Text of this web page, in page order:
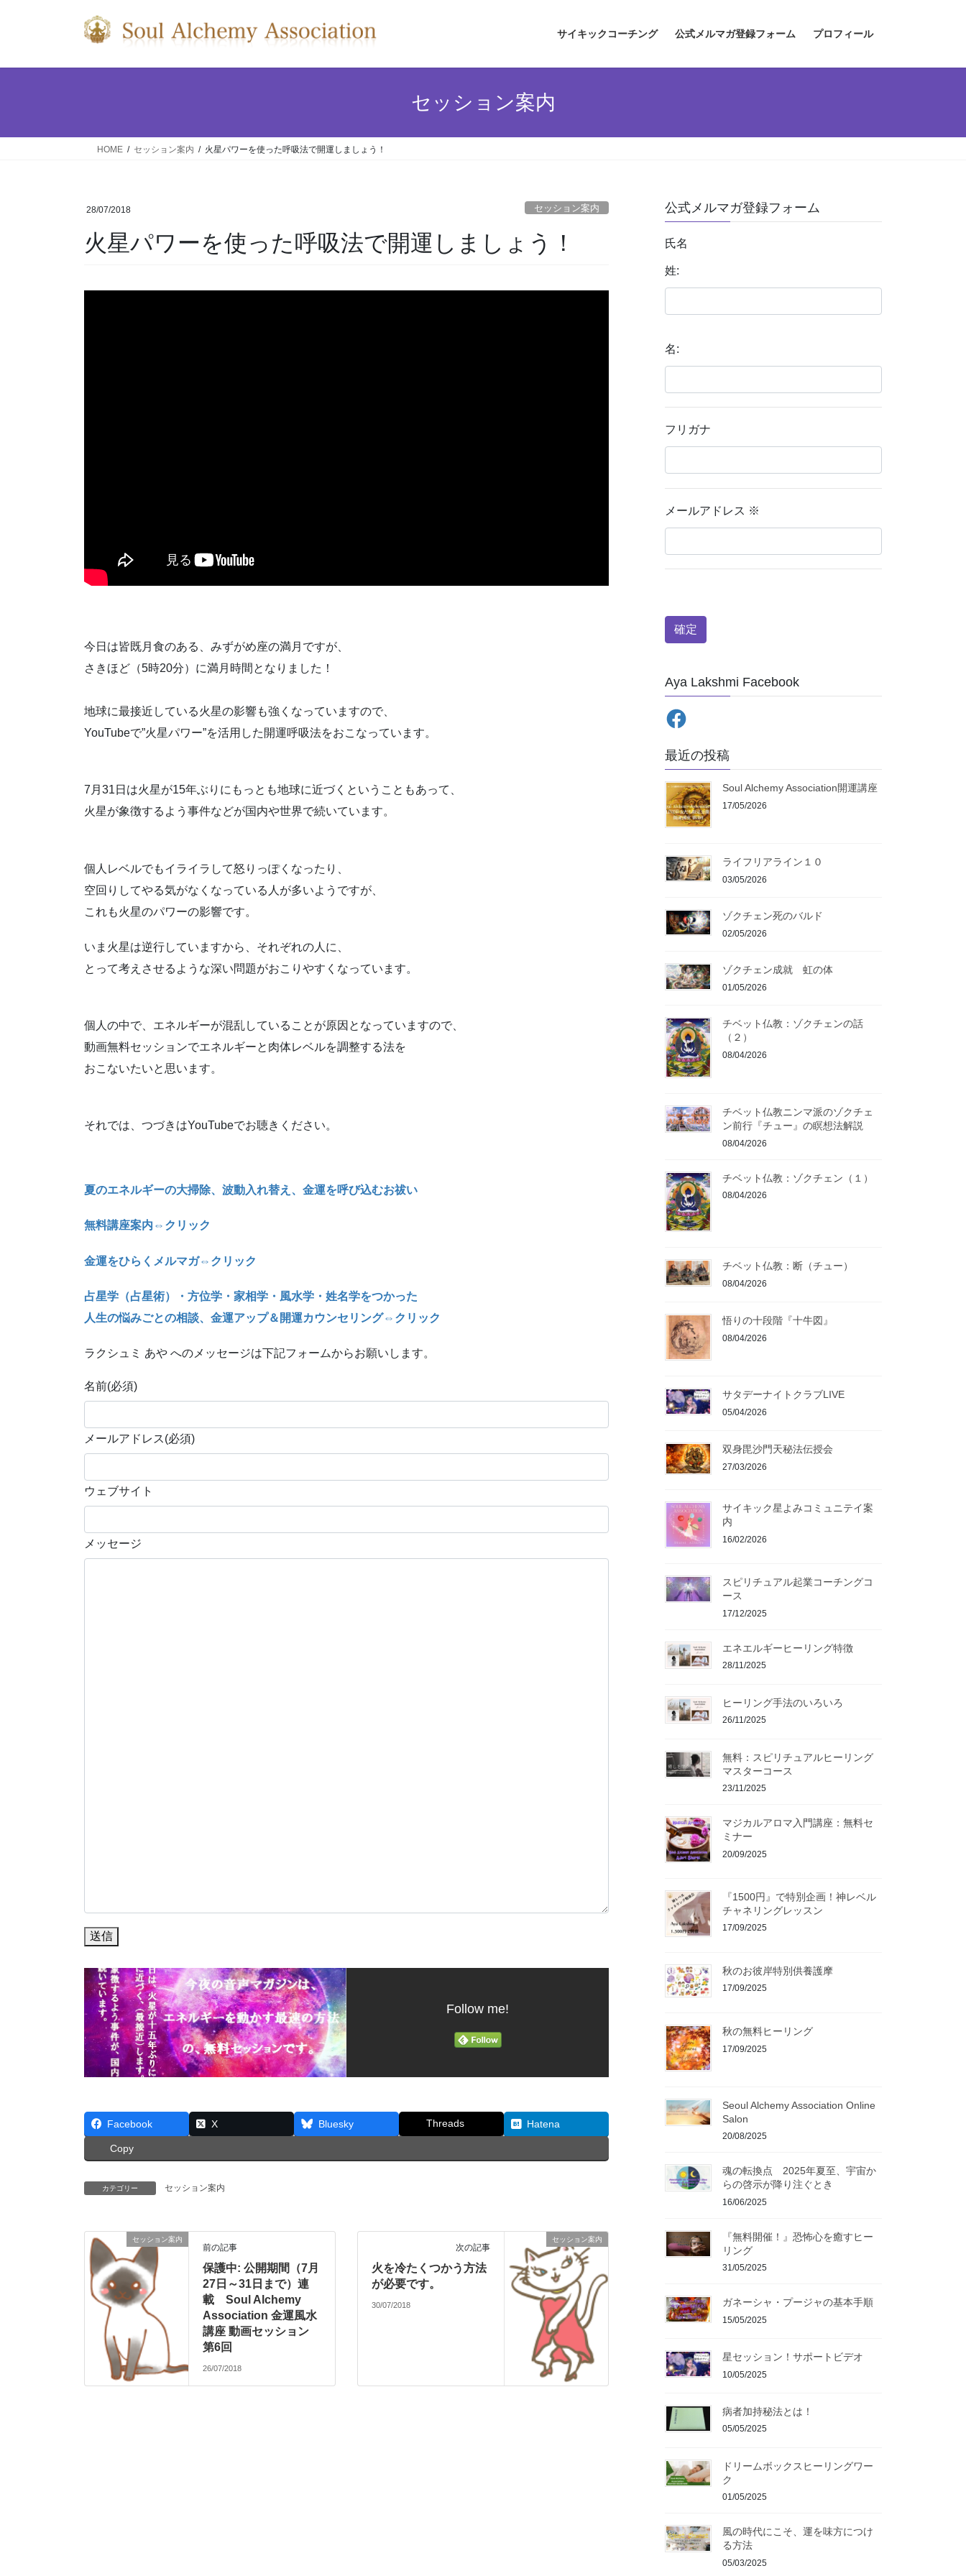
サイキックコーチング 公式メルマガ登録フォーム プロフィール
セッション案内
HOME セッション案内 火星パワーを使った呼吸法で開運しましょう！
28/07/2018 セッション案内
火星パワーを使った呼吸法で開運しましょう！
今日は皆既月食のある、みずがめ座の満月ですが、
さきほど（5時20分）に満月時間となりました！
地球に最接近している火星の影響も強くなっていますので、
YouTubeで”火星パワー”を活用した開運呼吸法をおこなっています。
7月31日は火星が15年ぶりにもっとも地球に近づくということもあって、
火星が象徴するよう事件などが国内や世界で続いています。
個人レベルでもイライラして怒りっぽくなったり、
空回りしてやる気がなくなっている人が多いようですが、
これも火星のパワーの影響です。
いま火星は逆行していますから、それぞれの人に、
とって考えさせるような深い問題がおこりやすくなっています。
個人の中で、エネルギーが混乱していることが原因となっていますので、
動画無料セッションでエネルギーと肉体レベルを調整する法を
おこないたいと思います。
それでは、つづきはYouTubeでお聴きください。
夏のエネルギーの大掃除、波動入れ替え、金運を呼び込むお祓い
無料講座案内⇔クリック
金運をひらくメルマガ⇔クリック
占星学（占星術）・方位学・家相学・風水学・姓名学をつかった
人生の悩みごとの相談、金運アップ＆開運カウンセリング⇔クリック
ラクシュミ あや へのメッセージは下記フォームからお願いします。
名前(必須)
メールアドレス(必須)
ウェブサイト
メッセージ
送信
Follow me!
Facebook X Bluesky Threads Hatena
Copy
カテゴリー セッション案内
セッション案内
前の記事
保護中: 公開期間（7月
27日～31日まで）連
載 Soul Alchemy
Association 金運風水
講座 動画セッション
第6回
26/07/2018
セッション案内
次の記事
火を冷たくつかう方法
が必要です。
30/07/2018
公式メルマガ登録フォーム
氏名
姓:
名:
フリガナ
メールアドレス ※
Aya Lakshmi Facebook
Facebook
最近の投稿
Soul Alchemy Association開運講座
17/05/2026
ライフリアライン１０
03/05/2026
ゾクチェン死のバルド
02/05/2026
ゾクチェン成就 虹の体
01/05/2026
チベット仏教：ゾクチェンの話
（２）
08/04/2026
チベット仏教ニンマ派のゾクチェ
ン前行『チュー』の瞑想法解説
08/04/2026
チベット仏教：ゾクチェン（１）
08/04/2026
チベット仏教：断（チュー）
08/04/2026
悟りの十段階『十牛図』
08/04/2026
サタデーナイトクラブLIVE
05/04/2026
双身毘沙門天秘法伝授会
27/03/2026
サイキック星よみコミュニテイ案
内
16/02/2026
スピリチュアル起業コーチングコ
ース
17/12/2025
エネエルギーヒーリング特徴
28/11/2025
ヒーリング手法のいろいろ
26/11/2025
無料：スピリチュアルヒーリング
マスターコース
23/11/2025
マジカルアロマ入門講座：無料セ
ミナー
20/09/2025
『1500円』で特別企画！神レベル
チャネリングレッスン
17/09/2025
秋のお彼岸特別供養護摩
17/09/2025
秋の無料ヒーリング
17/09/2025
Seoul Alchemy Association Online
Salon
20/08/2025
魂の転換点 2025年夏至、宇宙か
らの啓示が降り注ぐとき
16/06/2025
『無料開催！』恐怖心を癒すヒー
リング
31/05/2025
ガネーシャ・プージャの基本手順
15/05/2025
星セッション！サポートビデオ
10/05/2025
病者加持秘法とは！
05/05/2025
ドリームボックスヒーリングワー
ク
01/05/2025
風の時代にこそ、運を味方につけ
る方法
05/03/2025